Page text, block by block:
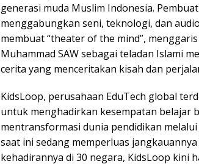
generasi muda Muslim Indonesia.
menggabungkan seni, teknologi, dan
membuat “theater of the mind”,
Muhammad SAW sebagai teladan Islami
cerita yang menceritakan kisah dan
KidsLoop, perusahaan EduTech global
untuk menghadirkan kesempatan belajar
mentransformasi dunia pendidikan
saat ini sedang memperluas
kehadirannya di 30 negara, KidsLoop kini